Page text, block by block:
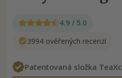
4.9 / 5.0
3994 ověřených recenzí
Patentovaná složka